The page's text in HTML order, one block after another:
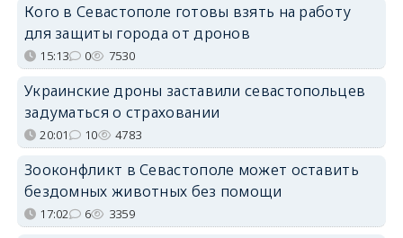
Кого в Севастополе готовы взять на работу
для защиты города от дронов
15:13 0 7530
Украинские дроны заставили севастопольцев
задуматься о страховании
20:01 10 4783
Зооконфликт в Севастополе может оставить
бездомных животных без помощи
17:02 6 3359